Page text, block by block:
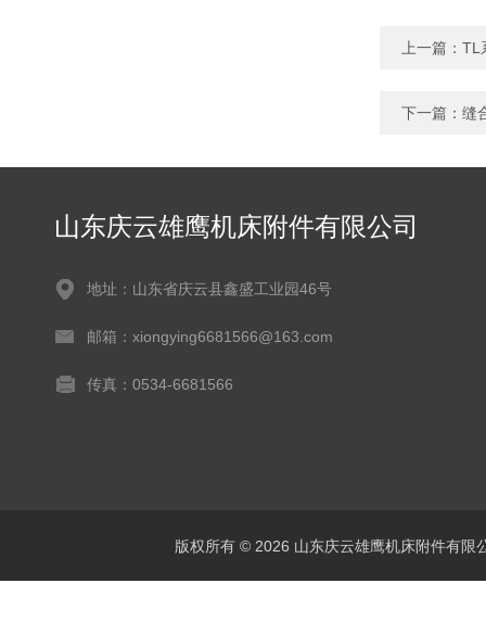
上一篇： TL
下一篇： 缝
山东庆云雄鹰机床附件有限公司
地址：山东省庆云县鑫盛工业园46号
邮箱：xiongying6681566@163.com
传真：0534-6681566
版权所有 © 2026 山东庆云雄鹰机床附件有